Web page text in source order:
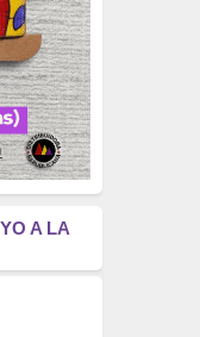
A LA